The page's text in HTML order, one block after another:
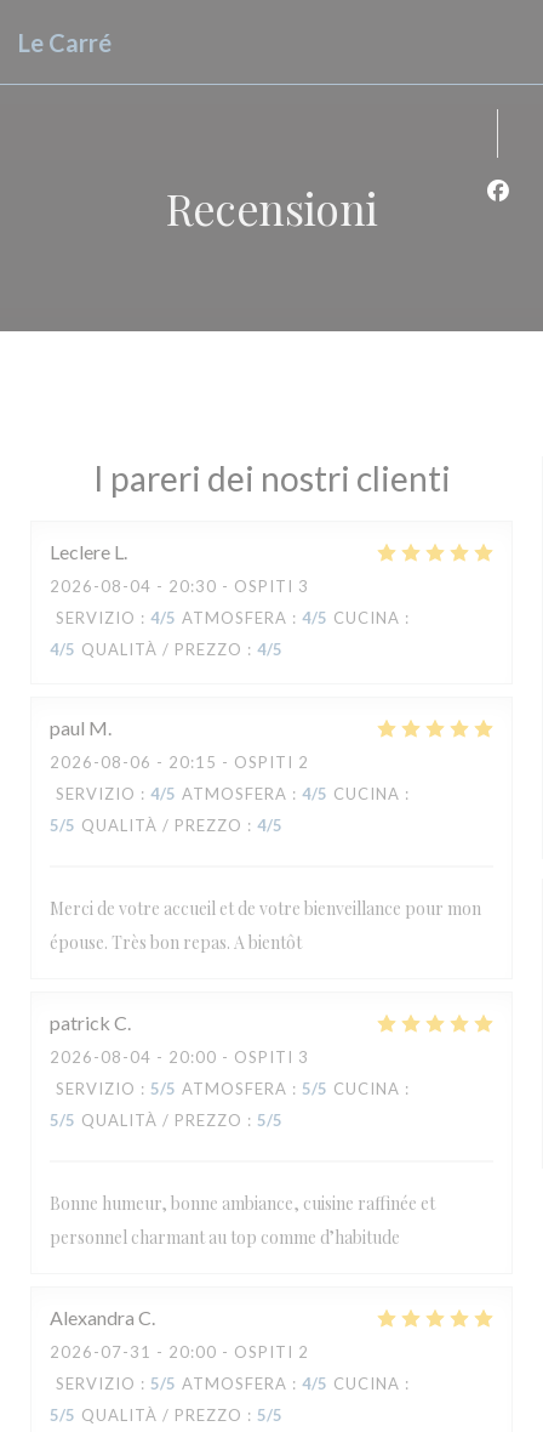
Le Carré
Recensioni
I pareri dei nostri clienti
Leclere L
2026-08-04 - 20:30 - OSPITI 3
SERVIZIO : 4/5 ATMOSFERA : 4/5 CUCINA :
4/5 QUALITÀ / PREZZO : 4/5
paul M
2026-08-06 - 20:15 - OSPITI 2
SERVIZIO : 4/5 ATMOSFERA : 4/5 CUCINA :
5/5 QUALITÀ / PREZZO : 4/5
Merci de votre accueil et de votre bienveillance pour mon
épouse. Très bon repas. A bientôt
patrick C
2026-08-04 - 20:00 - OSPITI 3
SERVIZIO : 5/5 ATMOSFERA : 5/5 CUCINA :
5/5 QUALITÀ / PREZZO : 5/5
Bonne humeur, bonne ambiance, cuisine raffinée et
personnel charmant au top comme d’habitude
Alexandra C
2026-07-31 - 20:00 - OSPITI 2
SERVIZIO : 5/5 ATMOSFERA : 4/5 CUCINA :
5/5 QUALITÀ / PREZZO : 5/5